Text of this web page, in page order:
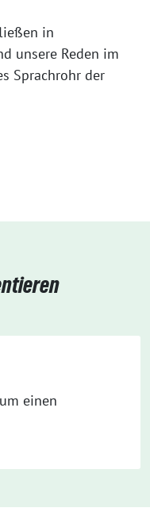
in
unsere Reden im
Sprachrohr der
einen